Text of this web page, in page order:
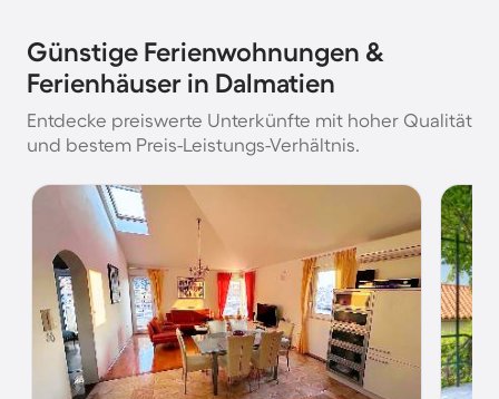
Günstige Ferienwohnungen &
Ferienhäuser in Dalmatien
Entdecke preiswerte Unterkünfte mit hoher Qualität
und bestem Preis-Leistungs-Verhältnis.